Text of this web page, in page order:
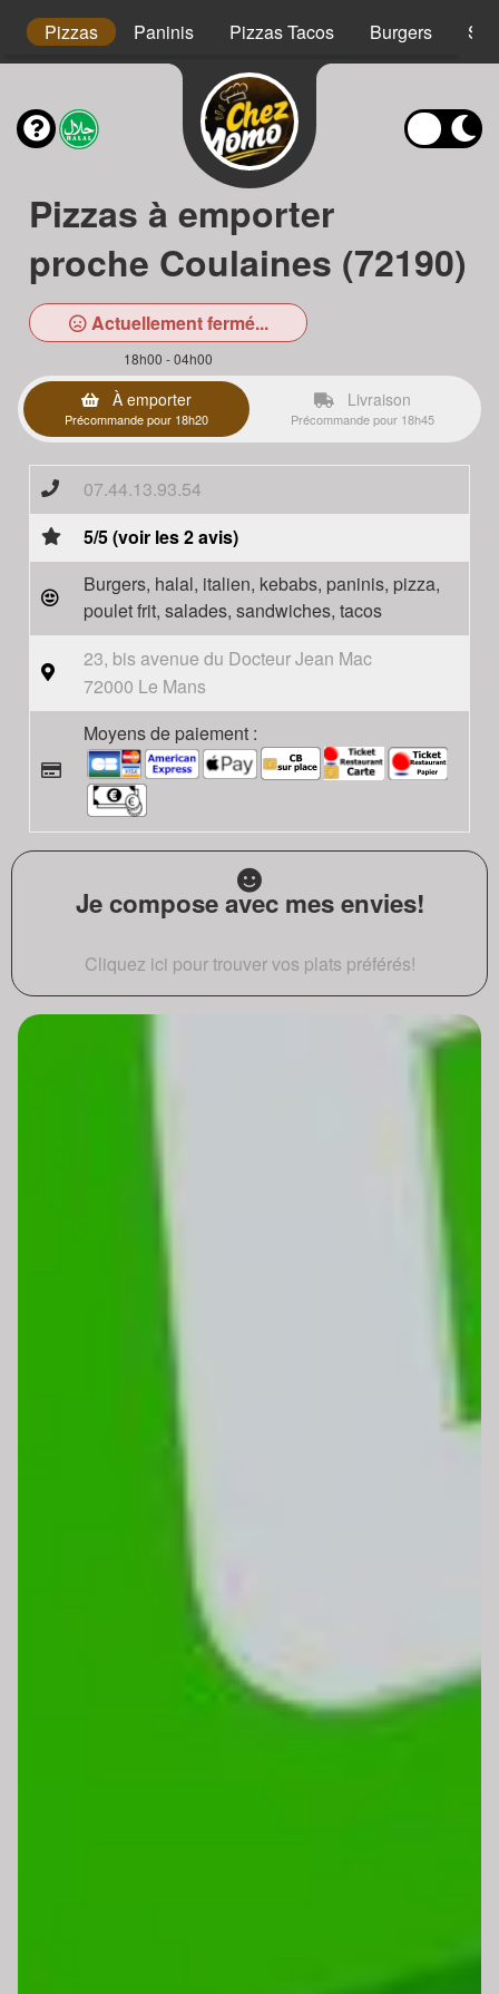
Pizzas Paninis Pizzas Tacos Burgers
Pizzas à emporter
proche Coulaines (72190)
Actuellement fermé...
18h00 - 04h00
À emporter
Précommande pour 18h20
Livraison
Précommande pour 18h45
07.44.13.93.54
5/5 (voir les 2 avis)
Burgers, halal, italien, kebabs, paninis, pizza,
poulet frit, salades, sandwiches, tacos
23, bis avenue du Docteur Jean Mac
72000 Le Mans
Moyens de paiement :
Je compose avec mes envies!
Cliquez ici pour trouver vos plats préférés!